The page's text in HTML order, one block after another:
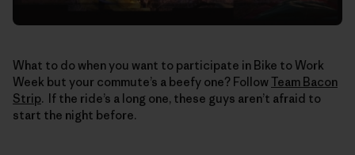
What to do when you want to participate in Bike to Work
Week but your commute’s a beefy one? FollowTeam Bacon
Strip. If the ride’s a long one, these guys aren’t afraid to
start the night before.